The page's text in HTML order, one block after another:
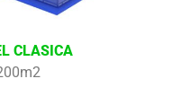
CLASICA